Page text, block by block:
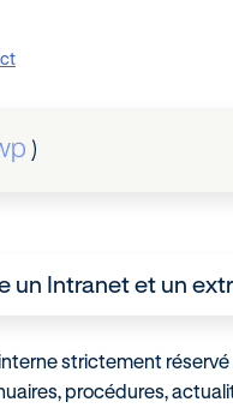
un Intranet et un
strictement
procédures,